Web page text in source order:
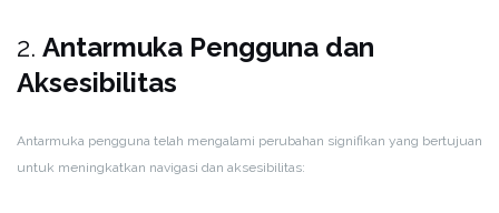
2. Antarmuka Pengguna dan
Aksesibilitas
Antarmuka pengguna telah mengalami perubahan signifikan yang bertujuan
untuk meningkatkan navigasi dan aksesibilitas: